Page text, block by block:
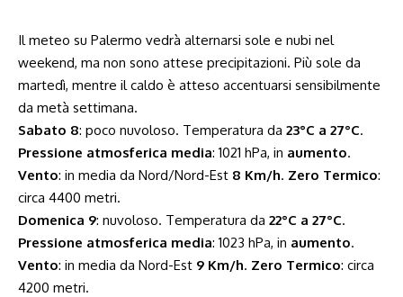
Il meteo su Palermo vedrà alternarsi sole e nubi nel
weekend, ma non sono attese precipitazioni. Più sole da
martedì, mentre il caldo è atteso accentuarsi sensibilmente
da metà settimana.
Sabato 8: poco nuvoloso. Temperatura da 23°C a 27°C.
Pressione atmosferica media: 1021 hPa, in aumento.
Vento: in media da Nord/Nord-Est 8 Km/h. Zero Termico:
circa 4400 metri.
Domenica 9: nuvoloso. Temperatura da 22°C a 27°C.
Pressione atmosferica media: 1023 hPa, in aumento.
Vento: in media da Nord-Est 9 Km/h. Zero Termico: circa
4200 metri.